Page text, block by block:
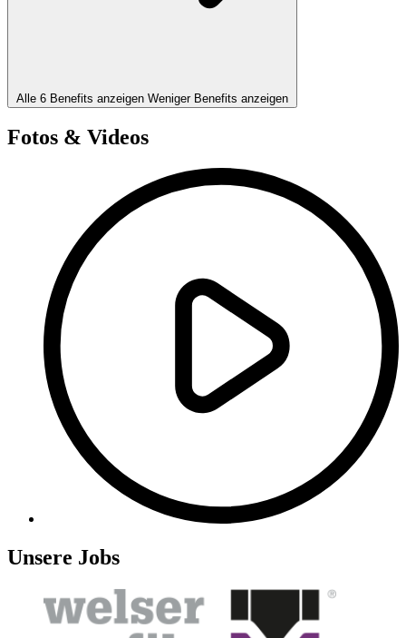
Alle 6 Benefits anzeigen Weniger Benefits anzeigen
Fotos & Videos
Unsere Jobs